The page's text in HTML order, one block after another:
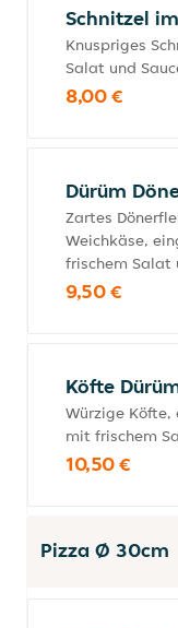
Schnitzel
Knuspriges
Salat und
8,00 €
Dürüm
Zartes
Weichkäse,
frischem Salat
9,50 €
Köfte
Würzige
mit frischem
10,50 €
Pizza Ø 30cm